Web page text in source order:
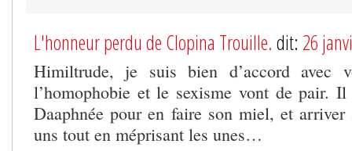
L'honneur perdu de Clopina Trouille. dit: 26
Himiltrude, je suis bien d’accord avec
l’homophobie et le sexisme vont de pair. Il
Daaphnée pour en faire son miel, et arriver
uns tout en méprisant les unes…